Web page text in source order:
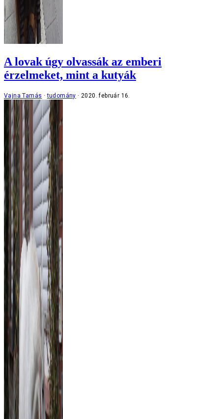
A lovak úgy olvassák az emberi
érzelmeket, mint a kutyák
Vajna Tamás tudomány 2020. február 16.